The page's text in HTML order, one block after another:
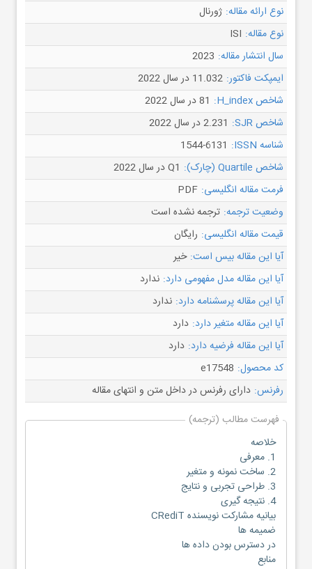
نوع ارائه مقاله: ژورنال
نوع مقاله: ISI
سال انتشار مقاله: 2023
ایمپکت فاکتور: 11.032 در سال 2022
شاخص H_index:
81 در سال 2022
شاخص SJR:
2.231 در سال 2022
شناسه ISSN:
1544-6131
شاخص Quartile (چارک):
Q1 در سال 2022
فرمت مقاله انگلیسی: PDF
وضعیت ترجمه: ترجمه نشده است
قیمت مقاله انگلیسی: رایگان
آیا این مقاله بیس است: خیر
آیا این مقاله مدل مفهومی دارد: ندارد
آیا این مقاله پرسشنامه دارد: ندارد
آیا این مقاله متغیر دارد: دارد
آیا این مقاله فرضیه دارد: دارد
کد محصول: e17548
رفرنس: دارای رفرنس در داخل متن و انتهای مقاله
فهرست مطالب (ترجمه)
خلاصه
1. معرفی
2. ساخت نمونه و متغیر
3. طراحی تجربی و نتایج
4. نتیجه گیری
بیانیه مشارکت نویسنده CRediT
ضمیمه ها
در دسترس بودن داده ها
منابع